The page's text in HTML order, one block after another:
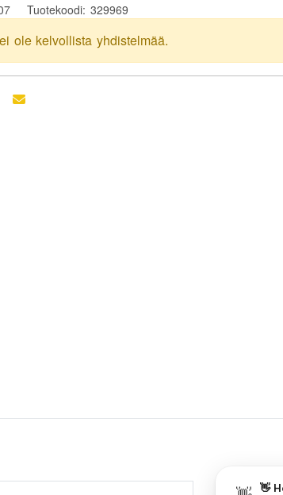
Tuotekoodi: 329969
ole kelvollista yhdistelmää.